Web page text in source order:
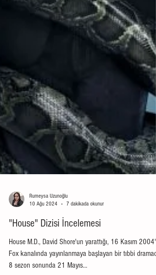
10 Ağu 2024
7 dakikada okunur
"House" Dizisi İncelemesi
House M.D., David Shore'un yarattığı, 16 Kasım 2004'te
Fox kanalında yayınlanmaya başlayan bir tıbbi